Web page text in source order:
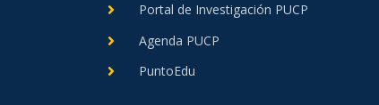
Portal de Investigación PUCP
Agenda PUCP
PuntoEdu